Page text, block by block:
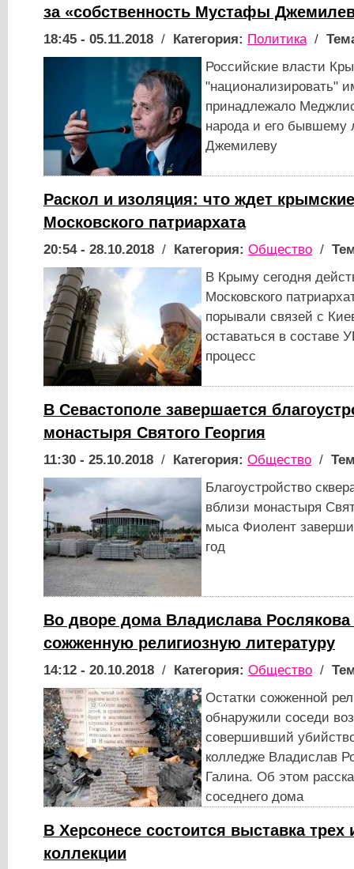
за «собственность Мустафы
18:45 - 05.11.2018 / Категория: Политика/
Российские власти
"национализировать"
принадлежало
народа и его бывшему
Джемилеву
Раскол и изоляция: что ждет
Московского патриархата
20:54 - 28.10.2018 / Категория: Общество /
В Крыму сегодня
Московского
порывали связей с
оставаться в
процесс
В Севастополе завершается
монастыря Святого Георгия
11:30 - 25.10.2018 / Категория: Общество /
Благоустройство
вблизи монастыря
мыса Фиолент
год
Во дворе дома Владислава
сожженную религиозную литературу
14:12 - 20.10.2018 / Категория: Общество /
Остатки сожженной
обнаружили соседи
совершивший
колледже Владислав
Галина. Об этом
соседнего дома
В Херсонесе состоится выставка трех
коллекции